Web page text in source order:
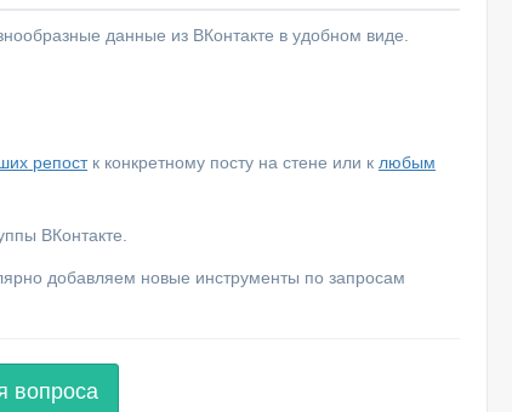
данные из ВКонтакте в удобном виде.
репостк конкретному посту на стене или к любым
ВКонтакте.
добавляем новые инструменты по запросам
вопроса